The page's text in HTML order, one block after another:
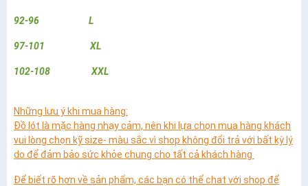
92-96 L
97-101 XL
102-108 XXL
Những lưu ý khi mua hàng:
Đồ lót là mặc hàng nhạy cảm, nên khi lựa chọn mua hàng khách
vui lòng chọn kỹ size- màu sắc vì shop không đổi trả với bất kỳ lý
do để đảm bảo sức khỏe chung cho tất cả khách hàng
Để biết rõ hơn về sản phẩm, các bạn có thể chat với shop để